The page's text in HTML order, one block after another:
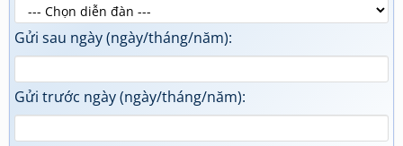
Gửi sau ngày (ngày/tháng/năm):
Gửi trước ngày (ngày/tháng/năm):